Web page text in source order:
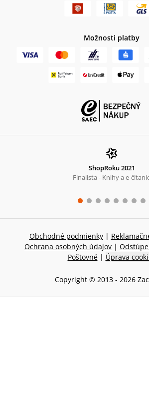
Možnosti platby
ShopRoku 2021
Finalista - Knihy a e-
Obchodné podmienky |
Ochrana osobných údajov |
Poštovné | Úprava
Copyright © 2013 - 2026